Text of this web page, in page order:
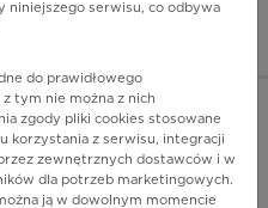
- lider
niniejszego serwisu, co odbywa
do prawidłowego
tym nie można z nich
zgody pliki cookies stosowane
korzystania z serwisu, integracji
zewnętrznych dostawców i w
dla potrzeb marketingowych.
ją w dowolnym momencie